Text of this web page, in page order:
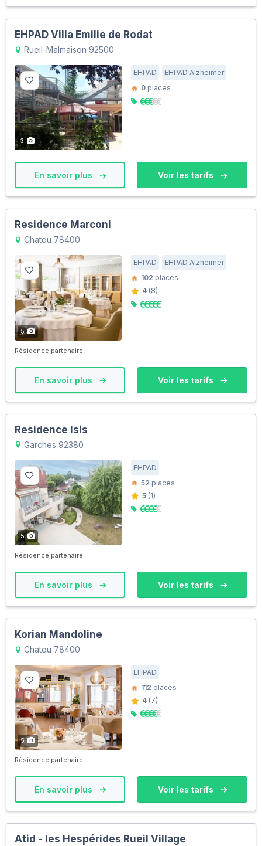
EHPAD Villa Emilie de Rodat
Rueil-Malmaison 92500
3
EHPAD
EHPAD Alzheimer
0 places
En savoir plus Voir les tarifs
Residence Marconi
Chatou 78400
5
EHPAD
EHPAD Alzheimer
102 places
4 (8)
Résidence partenaire
En savoir plus Voir les tarifs
Residence Isis
Garches 92380
5
EHPAD
52 places
5 (1)
Résidence partenaire
En savoir plus Voir les tarifs
Korian Mandoline
Chatou 78400
5
EHPAD
112 places
4 (7)
Résidence partenaire
En savoir plus Voir les tarifs
Atid - les Hespérides Rueil Village